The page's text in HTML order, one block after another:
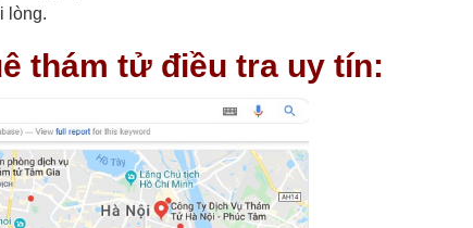
lòng.
thám tử điều tra uy tín: